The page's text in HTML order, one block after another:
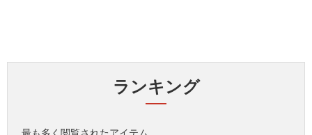
ランキング
最も多く閲覧されたアイテム